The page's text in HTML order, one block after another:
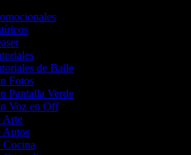
de Baile
Fotos
Pantalla Verde
Voz en Off
Arte
Autos
Cocina